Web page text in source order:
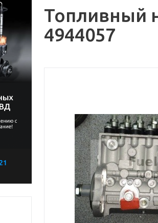
Топливный
4944057